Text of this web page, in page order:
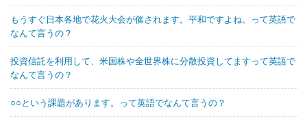
もうすぐ日本各地で花火大会が催されます。平和ですよね。って英語で
なんて言うの？
投資信託を利用して、米国株や全世界株に分散投資してますって英語で
なんて言うの？
○○という課題があります。って英語でなんて言うの？